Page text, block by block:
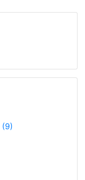
(9)